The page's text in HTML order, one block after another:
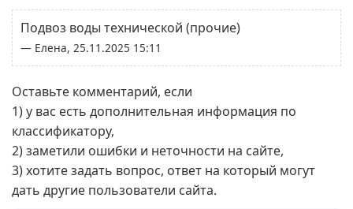
Подвоз воды технической (прочие)
— Елена, 25.11.2025 15:11
Оставьте комментарий, если
1) у вас есть дополнительная информация по
классификатору,
2) заметили ошибки и неточности на сайте,
3) хотите задать вопрос, ответ на который могут
дать другие пользователи сайта.